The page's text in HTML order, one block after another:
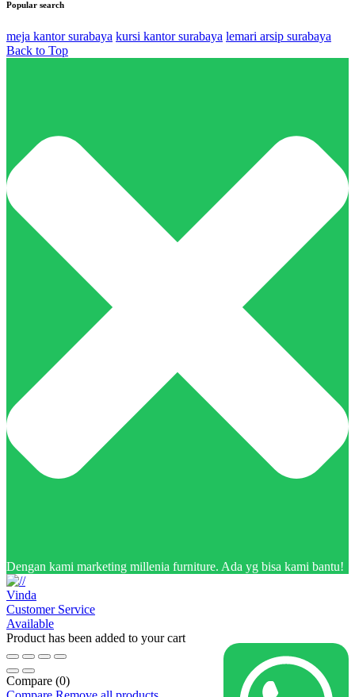
Popular search
meja kantor surabaya kursi kantor surabaya lemari arsip surabaya
Back to Top
Dengan kami marketing millenia furniture. Ada yg bisa kami bantu!
Vinda
Customer Service
Available
Product has been added to your cart
Compare (0)